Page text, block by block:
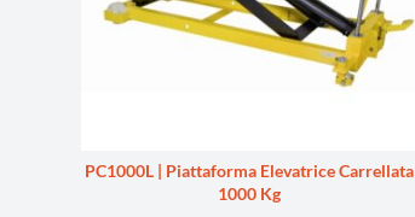
PC1000L | Piattaforma Elevatrice Carrellata
1000 Kg